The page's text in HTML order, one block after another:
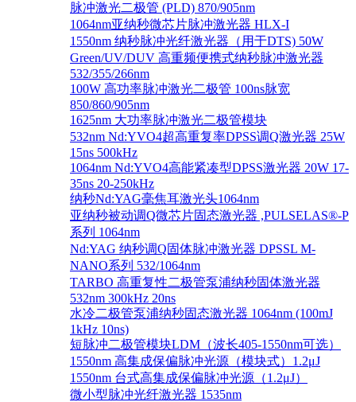
脉冲激光二极管 (PLD) 870/905nm
1064nm亚纳秒微芯片脉冲激光器 HLX-I
1550nm 纳秒脉冲光纤激光器（用于DTS) 50W
Green/UV/DUV 高重频便携式纳秒脉冲激光器
532/355/266nm
100W 高功率脉冲激光二极管 100ns脉宽
850/860/905nm
1625nm 大功率脉冲激光二极管模块
532nm Nd:YVO4超高重复率DPSS调Q激光器 25W
15ns 500kHz
1064nm Nd:YVO4高能紧凑型DPSS激光器 20W 17-
35ns 20-250kHz
纳秒Nd:YAG毫焦耳激光头1064nm
亚纳秒被动调Q微芯片固态激光器 ,PULSELAS®-P
系列 1064nm
Nd:YAG 纳秒调Q固体脉冲激光器 DPSSL M-
NANO系列 532/1064nm
TARBO 高重复性二极管泵浦纳秒固体激光器
532nm 300kHz 20ns
水冷二极管泵浦纳秒固态激光器 1064nm (100mJ
1kHz 10ns)
短脉冲二极管模块LDM（波长405-1550nm可选）
1550nm 高集成保偏脉冲光源（模块式）1.2μJ
1550nm 台式高集成保偏脉冲光源（1.2μJ）
微小型脉冲光纤激光器 1535nm